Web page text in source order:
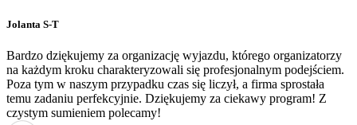
Jolanta S-T
Bardzo dziękujemy za organizację wyjazdu, którego organizatorzy
na każdym kroku charakteryzowali się profesjonalnym podejściem.
Poza tym w naszym przypadku czas się liczył, a firma sprostała
temu zadaniu perfekcyjnie. Dziękujemy za ciekawy program! Z
czystym sumieniem polecamy!